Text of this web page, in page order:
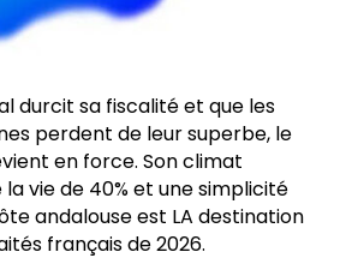
durcit sa fiscalité et que les
perdent de leur superbe, le
en force. Son climat
la vie de 40% et une simplicité
andalouse est LA destination
français de 2026.